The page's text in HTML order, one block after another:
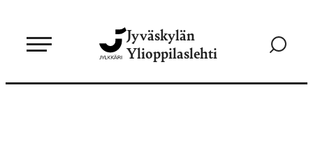
sisältöön
Jyväskylän
Ylioppilaslehti
Siirry